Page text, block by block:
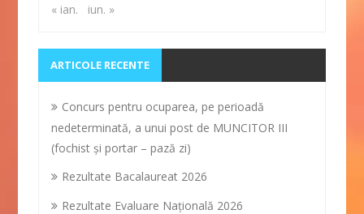
« ian.
iun. »
ARTICOLE RECENTE
Concurs pentru ocuparea, pe perioadă
nedeterminată, a unui post de MUNCITOR III
(fochist și portar – pază zi)
Rezultate Bacalaureat 2026
Rezultate Evaluare Naţională 2026